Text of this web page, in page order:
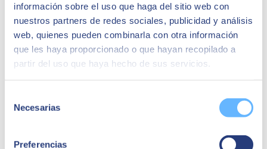
información sobre el uso que haga del sitio web con
nuestros partners de redes sociales, publicidad y análisis
web, quienes pueden combinarla con otra información
que les haya proporcionado o que hayan recopilado a
partir del uso que haya hecho de sus servicios.
Necesarias
Preferencias